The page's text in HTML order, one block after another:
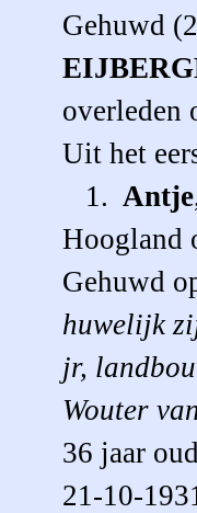
Gehuwd
overleden
Uit het
1. Antje
Hoogland
Gehuwd
huwelijk
jr,
Wouter
36 jaar
21-10-